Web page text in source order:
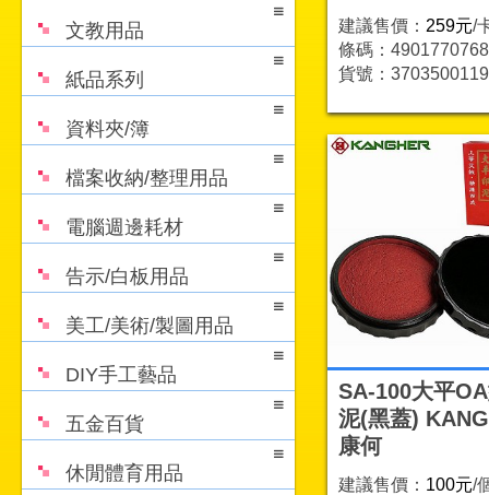
文教用品
紙品系列
資料夾/簿
檔案收納/整理用品
電腦週邊耗材
告示/白板用品
美工/美術/製圖用品
DIY手工藝品
五金百貨
休閒體育用品
建議售價： 259元/
條碼：
貨號：3703500119
SA-100大平
泥(黑蓋)
康何
建議售價： 100元/